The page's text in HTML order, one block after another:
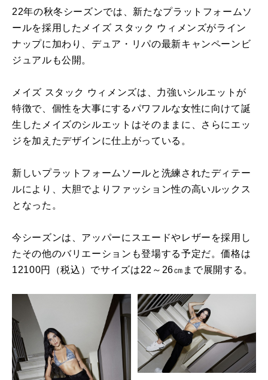
22年の秋冬シーズンでは、新たなプラットフォームソ
ールを採用したメイズ スタック ウィメンズがライン
ナップに加わり、デュア・リパの最新キャンペーンビ
ジュアルも公開。
メイズ スタック ウィメンズは、力強いシルエットが
特徴で、個性を大事にするパワフルな女性に向けて誕
生したメイズのシルエットはそのままに、さらにエッ
ジを加えたデザインに仕上がっている。
新しいプラットフォームソールと洗練されたディテー
ルにより、大胆でよりファッション性の高いルックス
となった。
今シーズンは、アッパーにスエードやレザーを採用し
たその他のバリエーションも登場する予定だ。価格は
12100円（税込）でサイズは22～26㎝まで展開する。